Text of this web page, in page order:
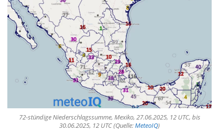
72-stündige Niederschlagssumme, Mexiko, 27.06.2025, 12 UTC, bis
30.06.2025, 12 UTC (Quelle:MeteoIQ)